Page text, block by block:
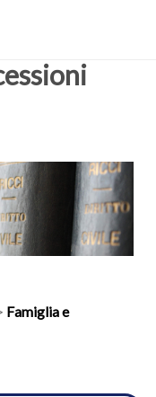
Famiglia e